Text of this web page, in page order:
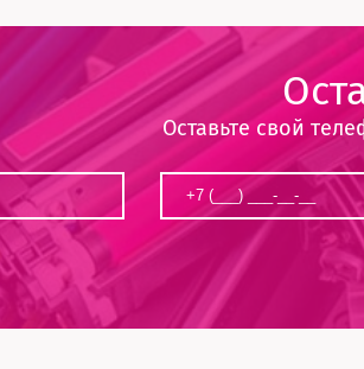
Оставьте свой